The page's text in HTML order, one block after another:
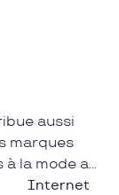
aussi
marques
la mode au
chèques
Internet